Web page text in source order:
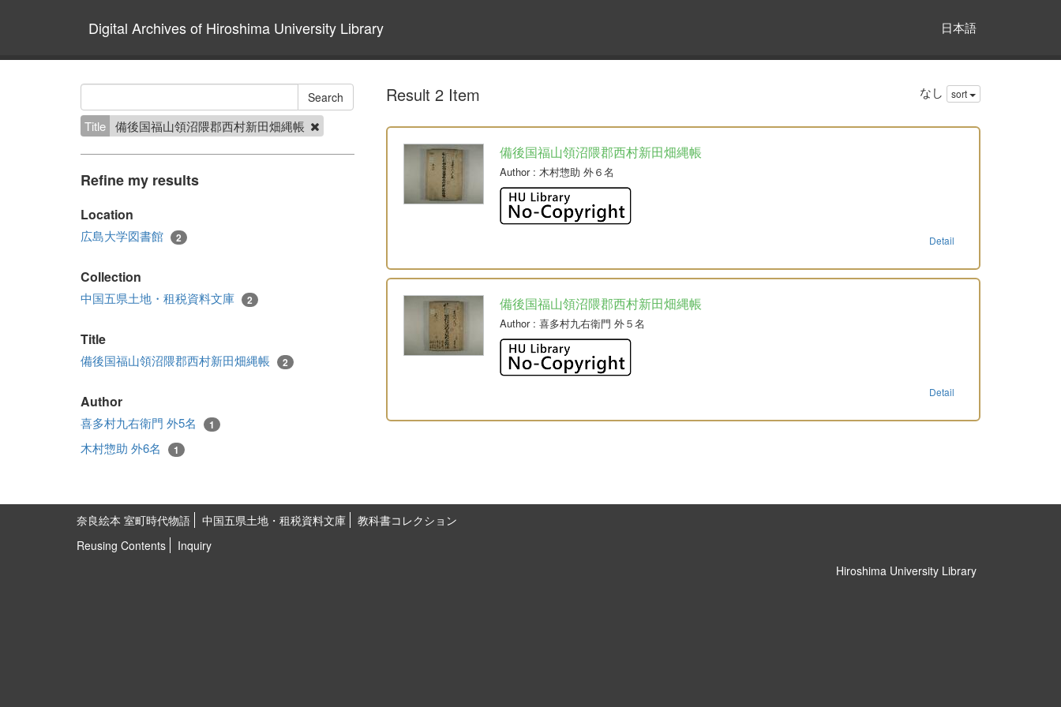
Digital Archives of Hiroshima University Library 日本語
Title 備後国福山領沼隈郡西村新田畑縄帳
Refine my results
Location
広島大学図書館 2
Collection
中国五県土地・租税資料文庫 2
Title
備後国福山領沼隈郡西村新田畑縄帳 2
Author
喜多村九右衛門 外5名 1
木村惣助 外6名 1
Result 2 Item なし sort
備後国福山領沼隈郡西村新田畑縄帳
Author: 木村惣助 外６名
Detail
備後国福山領沼隈郡西村新田畑縄帳
Author: 喜多村九右衛門 外５名
Detail
奈良絵本 室町時代物語 中国五県土地・租税資料文庫
教科書コレクション
Reusing Contents
Inquiry
Hiroshima University Library